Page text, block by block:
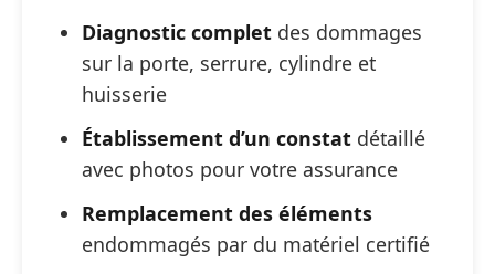
Diagnostic complet des dommages
sur la porte, serrure, cylindre et
huisserie
Établissement d’un constat détaillé
avec photos pour votre assurance
Remplacement des éléments
endommagés par du matériel certifié